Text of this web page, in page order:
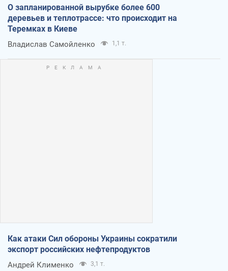
О запланированной вырубке более 600
деревьев и теплотрассе: что происходит на
Теремках в Киеве
Владислав Самойленко 1,1 т.
Как атаки Сил обороны Украины сократили
экспорт российских нефтепродуктов
Андрей Клименко 3,1 т.